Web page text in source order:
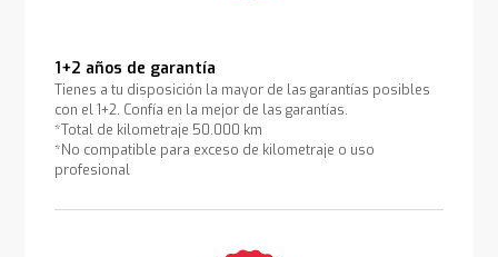
1+2 años de garantía
Tienes a tu disposición la mayor de las garantías posibles
con el 1+2. Confía en la mejor de las garantías.
*Total de kilometraje 50.000 km
*No compatible para exceso de kilometraje o uso
profesional